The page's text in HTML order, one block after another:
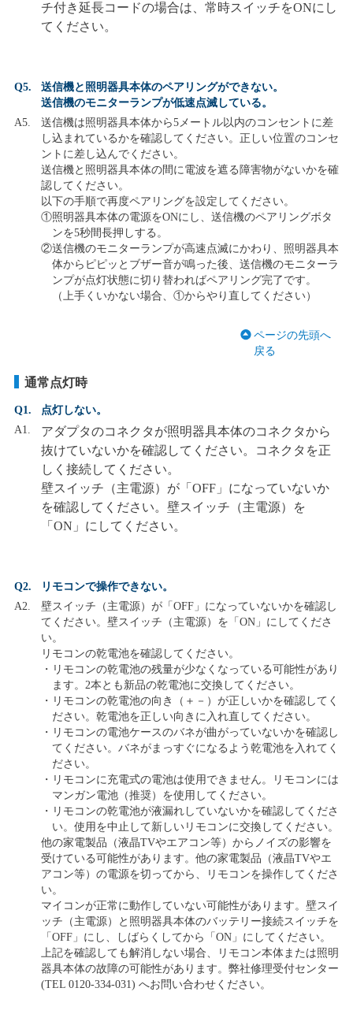
チ付き延長コードの場合は、常時スイッチをONにし
てください。
Q5.
送信機と照明器具本体のペアリングができない。
送信機のモニターランプが低速点滅している。
A5.
送信機は照明器具本体から5メートル以内のコンセントに差
し込まれているかを確認してください。正しい位置のコンセ
ントに差し込んでください。
送信機と照明器具本体の間に電波を遮る障害物がないかを確
認してください。
以下の手順で再度ペアリングを設定してください。
①照明器具本体の電源をONにし、送信機のペアリングボタ
ンを5秒間長押しする。
②送信機のモニターランプが高速点滅にかわり、照明器具本
体からピピッとブザー音が鳴った後、送信機のモニターラ
ンプが点灯状態に切り替わればペアリング完了です。
（上手くいかない場合、①からやり直してください）
ページの先頭へ
戻る
通常点灯時
Q1.
点灯しない。
A1.
アダプタのコネクタが照明器具本体のコネクタから
抜けていないかを確認してください。コネクタを正
しく接続してください。
壁スイッチ（主電源）が「OFF」になっていないか
を確認してください。壁スイッチ（主電源）を
「ON」にしてください。
Q2.
リモコンで操作できない。
A2.
壁スイッチ（主電源）が「OFF」になっていないかを確認し
てください。壁スイッチ（主電源）を「ON」にしてくださ
い。
リモコンの乾電池を確認してください。
・ リモコンの乾電池の残量が少なくなっている可能性があり
ます。2本とも新品の乾電池に交換してください。
・ リモコンの乾電池の向き（＋－）が正しいかを確認してく
ださい。乾電池を正しい向きに入れ直してください。
・ リモコンの電池ケースのバネが曲がっていないかを確認し
てください。バネがまっすぐになるよう乾電池を入れてく
ださい。
・ リモコンに充電式の電池は使用できません。リモコンには
マンガン電池（推奨）を使用してください。
・ リモコンの乾電池が液漏れしていないかを確認してくださ
い。使用を中止して新しいリモコンに交換してください。
他の家電製品（液晶TVやエアコン等）からノイズの影響を
受けている可能性があります。他の家電製品（液晶TVやエ
アコン等）の電源を切ってから、リモコンを操作してくださ
い。
マイコンが正常に動作していない可能性があります。壁スイ
ッチ（主電源）と照明器具本体のバッテリー接続スイッチを
「OFF」にし、しばらくしてから「ON」にしてください。
上記を確認しても解消しない場合、リモコン本体または照明
器具本体の故障の可能性があります。弊社修理受付センター
(TEL 0120-334-031) へお問い合わせください。